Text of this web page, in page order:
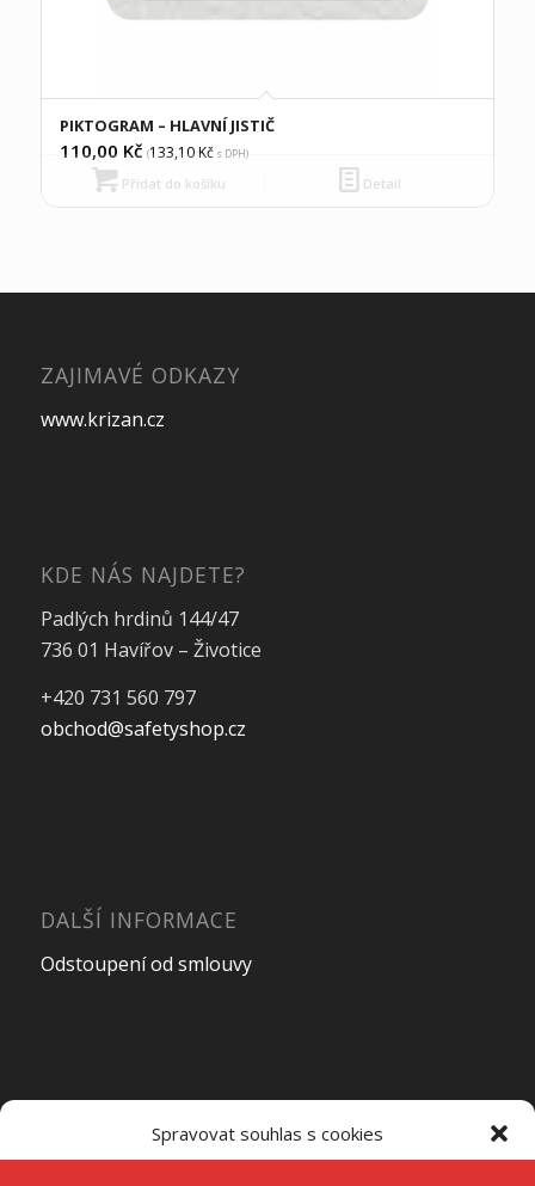
Spravovat souhlas s cookies
PIKTOGRAM – HLAVNÍ JISTIČ
110,00 Kč (133,10Kčs DPH)
Přidat do košíku Detail
ZAJIMAVÉ ODKAZY
www.krizan.cz
KDE NÁS NAJDETE?
Padlých hrdinů 144/47
736 01 Havířov – Životice
+420 731 560 797
obchod@safetyshop.cz
DALŠÍ INFORMACE
Odstoupení od smlouvy
Pondělí – Pátek7:00 – 15:00